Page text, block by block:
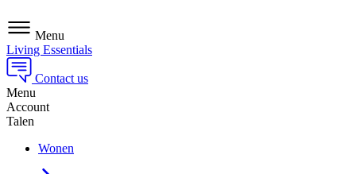
Menu
Living Essentials
Contact us
Menu
Account
Talen
Wonen